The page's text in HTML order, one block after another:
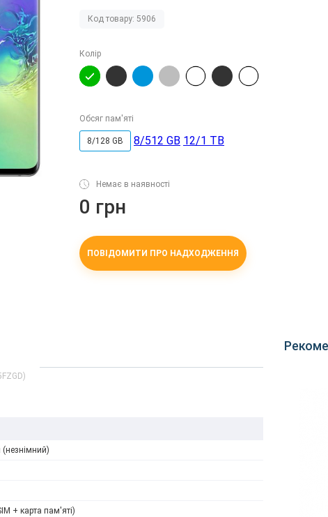
Код товару: 5906
Колір
Обсяг пам'яті
8/128 GB 8/512 GB 12/1 TB
Немає в наявності
0 грн
ПОВІДОМИТИ ПРО НАДХОДЖЕННЯ
+ карта пам'яті)